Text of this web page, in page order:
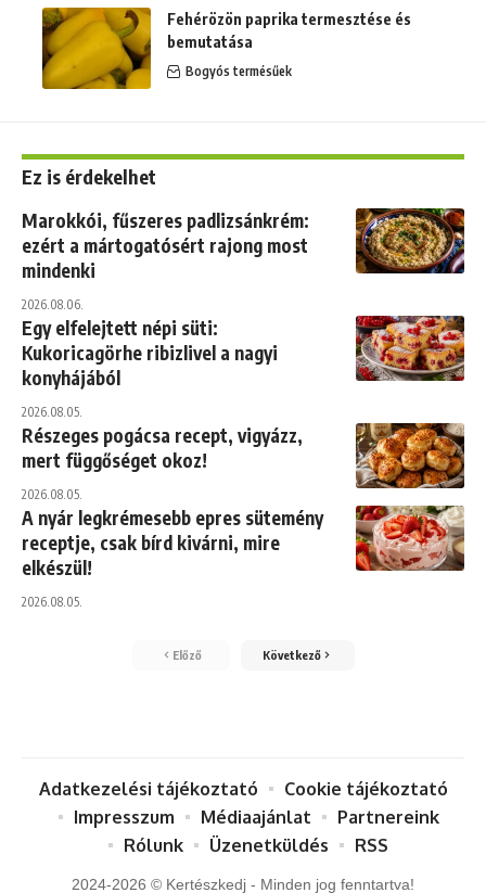
Fehérözön paprika termesztése és
bemutatása
Bogyós termésűek
Ez is érdekelhet
Marokkói, fűszeres padlizsánkrém:
ezért a mártogatósért rajong most
mindenki
2026.08.06.
Egy elfelejtett népi süti:
Kukoricagörhe ribizlivel a nagyi
konyhájából
2026.08.05.
Részeges pogácsa recept, vigyázz,
mert függőséget okoz!
2026.08.05.
A nyár legkrémesebb epres sütemény
receptje, csak bírd kivárni, mire
elkészül!
2026.08.05.
Előző Következő
2024-2026 © Kertészkedj - Minden jog fenntartva!
Adatkezelési tájékoztató
Cookie tájékoztató
Impresszum
Médiaajánlat
Partnereink
Rólunk
Üzenetküldés RSS